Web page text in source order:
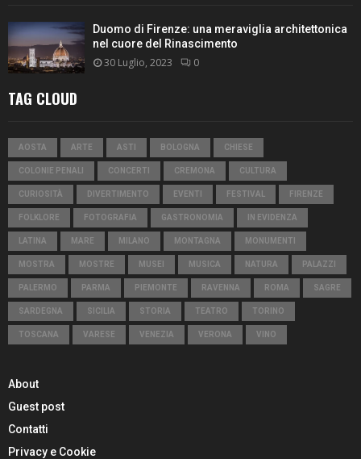
Duomo di Firenze: una meraviglia architettonica
nel cuore del Rinascimento
30 Luglio, 2023 0
TAG CLOUD
AOSTA ARTE ASTI BOLOGNA CHIESE
COLONIE PENALI CONCERTI CREMONA CULTURA
CURIOSITÀ DIVERTIMENTO EVENTI FESTIVAL FIRENZE
FOLKLORE FOTOGRAFIA GASTRONOMIA IN EVIDENZA
LATINA MARE MILANO MONTAGNA MONUMENTI
MOSTRA MOSTRE MUSEI MUSICA NATURA PALAZZI
PALERMO PARMA PIEMONTE RAVENNA ROMA SAGRE
SARDEGNA SICILIA STORIA TEATRO TORINO
TOSCANA VARESE VENEZIA VERONA VINO
About
Guest post
Contatti
Privacy e Cookie